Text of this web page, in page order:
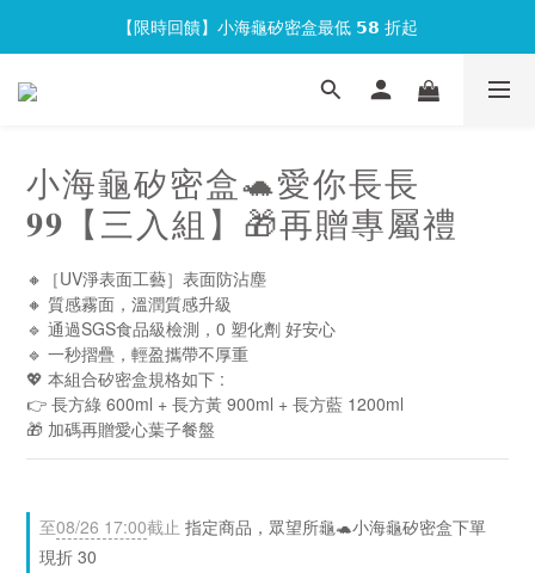
官網會員首次下單現折 $𝟏𝟎𝟎 元❕
【限時回饋】小海龜矽密盒最低 𝟱𝟴 折起
官網會員首次下單現折 $𝟏𝟎𝟎 元❕
小海龜矽密盒🐢愛你長長
𝟗𝟗【三入組】🎁再贈專屬禮
🔸［UV淨表面工藝］表面防沾塵
🔸 質感霧面，溫潤質感升級
🔹 通過SGS食品級檢測，0 塑化劑 好安心
🔹 一秒摺疊，輕盈攜帶不厚重
💖 本組合矽密盒規格如下 :
👉 長方綠 600ml + 長方黃 900ml + 長方藍 1200ml
🎁 加碼再贈愛心葉子餐盤
至08/26 17:00截止 指定商品，眾望所龜🐢小海龜矽密盒下單
現折 30